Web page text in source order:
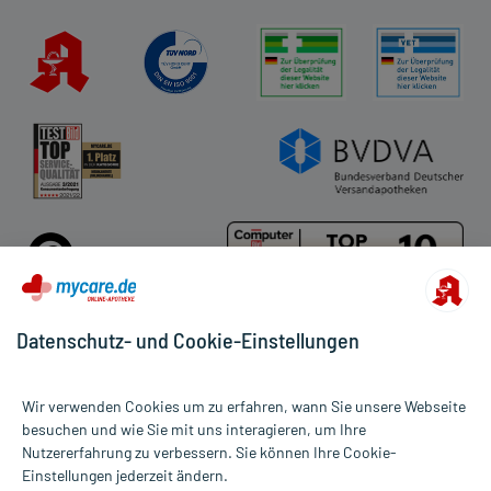
Bewertungen mit durchschnittlich 4,7 von 5 Sternen abgegeben.
Alle Preise gelten inkl. MwSt., ggf. zzgl. Versandkosten
Informationen auf dieser Website werden ausschließlich für
Datenschutz- und Cookie-Einstellungen
Wir verwenden Cookies um zu erfahren, wann Sie unsere Webseite
besuchen und wie Sie mit uns interagieren, um Ihre
Nutzererfahrung zu verbessern. Sie können Ihre Cookie-
Einstellungen jederzeit ändern.